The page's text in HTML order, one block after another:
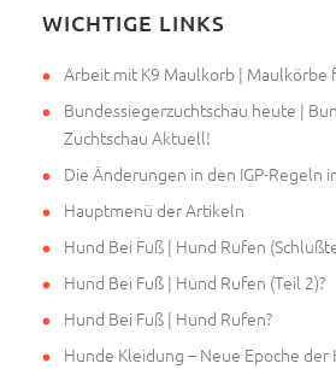
WICHTIGE LINKS
Arbeit mit K9 Maulkorb | Maulkörbe
Bundessiegerzuchtschau heute |
Zuchtschau Aktuell!
Die Änderungen in den IGP-Regeln
Hauptmenü der Artikeln
Hund Bei Fuß | Hund Rufen
Hund Bei Fuß | Hund Rufen (Teil 2)?
Hund Bei Fuß | Hund Rufen?
Hunde Kleidung – Neue Epoche